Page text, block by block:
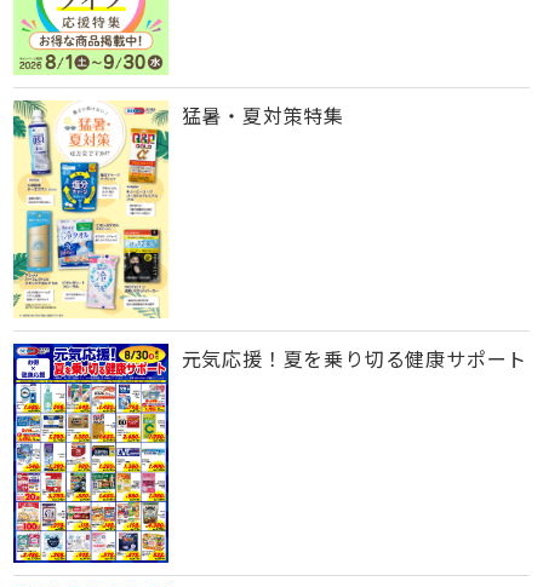
猛暑・夏対策特集
元気応援！夏を乗り切る健康サポート